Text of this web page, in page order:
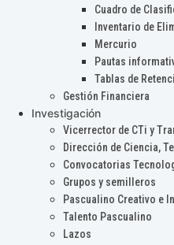
Cuadro de
Inventario de
Mercurio
Pautas
Tablas de
Gestión Financiera
Investigación
Vicerrector de CTi y
Dirección de Ciencia,
Convocatorias
Grupos y semilleros
Pascualino Creativo e
Talento Pascualino
Lazos